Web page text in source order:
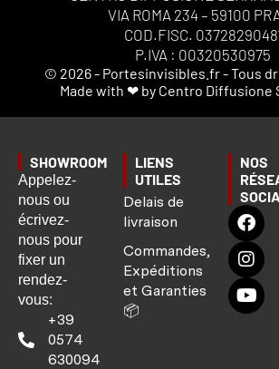
VIA ROMA 234 – 59100
COD.FISC.
P.IVA : 00320530975
© 2026 - Portesinvisibles.fr - Tous
Made with ❤ by Centro Diffusione
SHOWROOM
Appelez-
nous ou
écrivez-
nous pour
fixer un
rendez-
vous:
+39
0574
630094
LIENS
UTILES
Delais de
livraison
Commandes,
Expéditions
et Garanties
📦
NOS